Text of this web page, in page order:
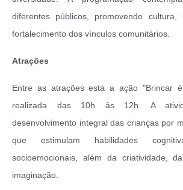
diferentes públicos, promovendo cultura,
fortalecimento dos vínculos comunitários.
Atrações
Entre as atrações está a ação "Brincar
realizada das 10h às 12h. A
desenvolvimento integral das crianças por
que estimulam habilidades
socioemocionais, além da criatividade,
imaginação.